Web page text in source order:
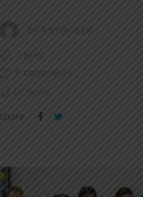
by Admin WEB
2 likes
0 comments
bc news
Share